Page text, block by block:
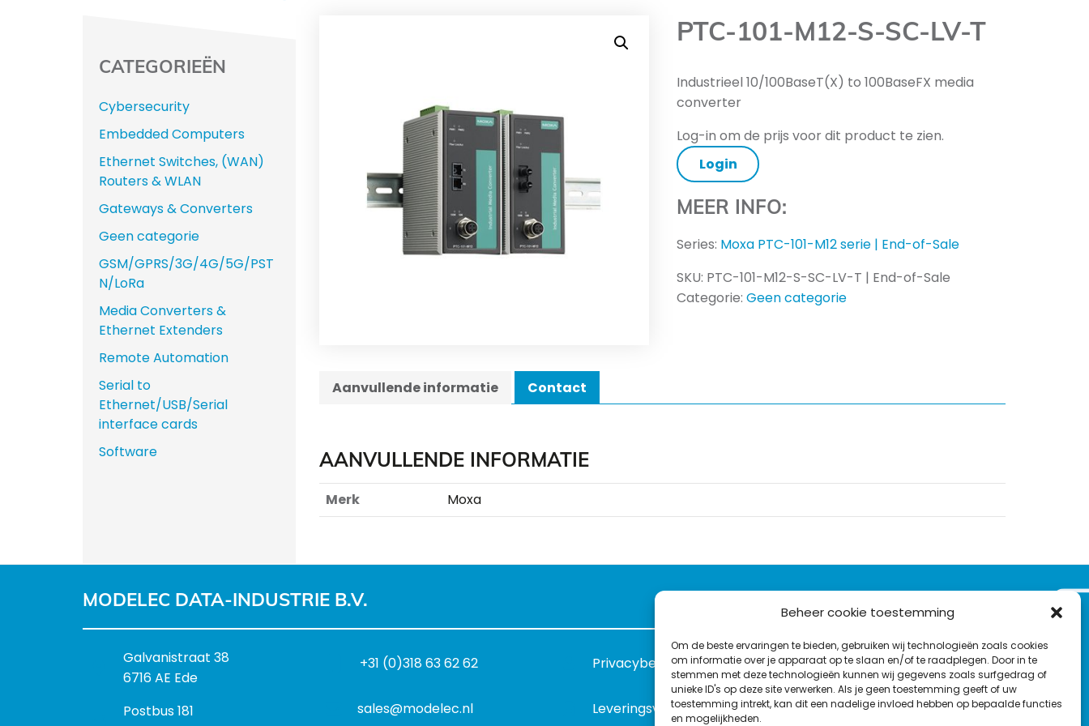
Beheer cookie toestemming
Om de beste ervaringen te bieden, gebruiken wij technologieën zoals cookies
om informatie over je apparaat op te slaan en/of te raadplegen. Door in te
stemmen met deze technologieën kunnen wij gegevens zoals surfgedrag of
unieke ID's op deze site verwerken. Als je geen toestemming geeft of uw
toestemming intrekt, kan dit een nadelige invloed hebben op bepaalde functies
en mogelijkheden.
PTC-101-M12-S-SC-LV-T
Industrieel 10/100BaseT(X) to 100BaseFX media
converter
Log-in om de prijs voor dit product te zien.
Login
MEER INFO:
Series: Moxa PTC-101-M12 serie | End-of-Sale
SKU: PTC-101-M12-S-SC-LV-T | End-of-Sale
Categorie:Geen categorie
Aanvullende informatie Contact
AANVULLENDE INFORMATIE
Merk Moxa
CATEGORIEËN
Cybersecurity
Embedded Computers
Ethernet Switches, (WAN)
Routers & WLAN
Gateways & Converters
Geen categorie
GSM/GPRS/3G/4G/5G/PST
N/LoRa
Media Converters &
Ethernet Extenders
Remote Automation
Serial to
Ethernet/USB/Serial
interface cards
Software
MODELEC DATA-INDUSTRIE B.V.
B
e
o
Galvanistraat 38
6716 AE Ede
P
Postbus 181
+31 (0)318 63 62 62
sales@modelec.nl
Privacybeleid
Leveringsvoorwaarden
VOLG ONS OP:
L
i
nT
w
F
a
c
Y
o
u
C
o
n